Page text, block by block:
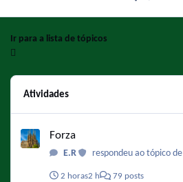
Ir para a lista de tópicos
Atividades
Forza
E.R respondeu ao tópico de
2 horas2 h 79 posts